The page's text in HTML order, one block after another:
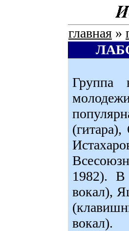
главная »
Группа
1982). В
вокал),
вокал).